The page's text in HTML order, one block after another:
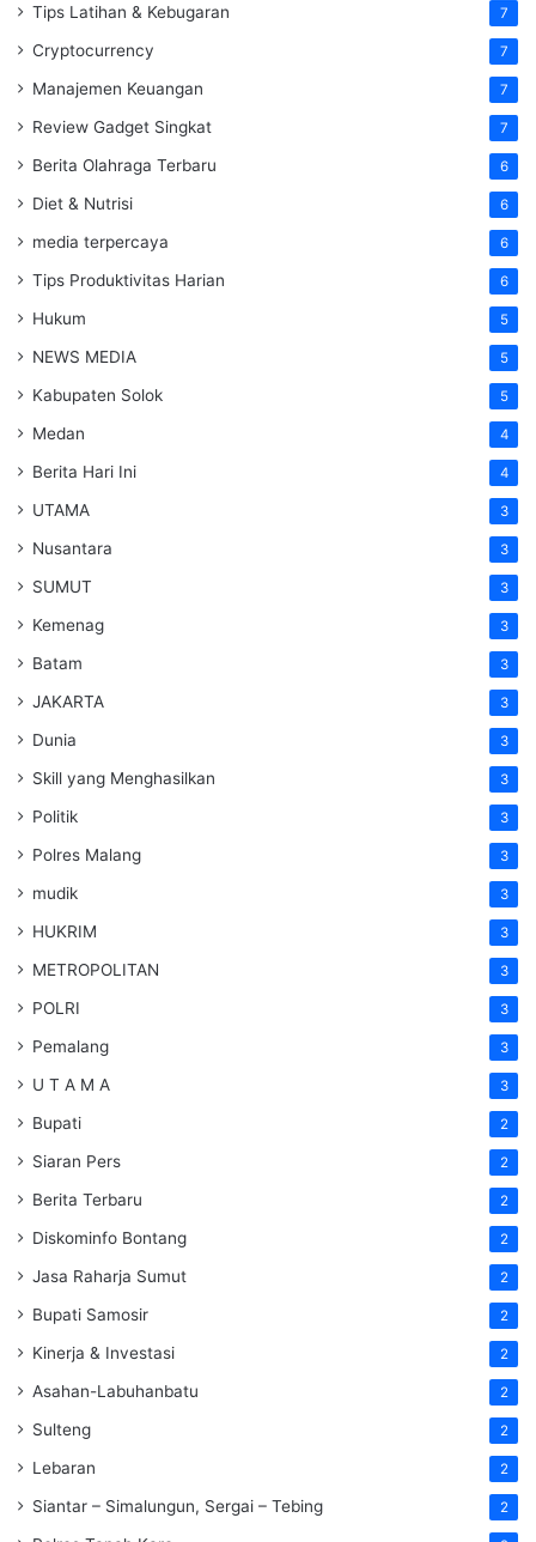
Tips Latihan & Kebugaran 7
Cryptocurrency 7
Manajemen Keuangan 7
Review Gadget Singkat 7
Berita Olahraga Terbaru 6
Diet & Nutrisi 6
media terpercaya 6
Tips Produktivitas Harian 6
Hukum 5
NEWS MEDIA 5
Kabupaten Solok 5
Medan 4
Berita Hari Ini 4
UTAMA 3
Nusantara 3
SUMUT 3
Kemenag 3
Batam 3
JAKARTA 3
Dunia 3
Skill yang Menghasilkan 3
Politik 3
Polres Malang 3
mudik 3
HUKRIM 3
METROPOLITAN 3
POLRI 3
Pemalang 3
U T A M A 3
Bupati 2
Siaran Pers 2
Berita Terbaru 2
Diskominfo Bontang 2
Jasa Raharja Sumut 2
Bupati Samosir 2
Kinerja & Investasi 2
Asahan-Labuhanbatu 2
Sulteng 2
Lebaran 2
Siantar – Simalungun, Sergai – Tebing 2